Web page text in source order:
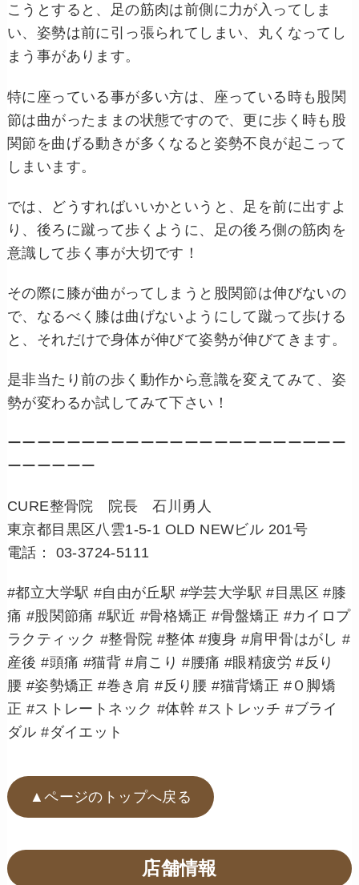
こうとすると、足の筋肉は前側に力が入ってしま
い、姿勢は前に引っ張られてしまい、丸くなってし
まう事があります。
特に座っている事が多い方は、座っている時も股関
節は曲がったままの状態ですので、更に歩く時も股
関節を曲げる動きが多くなると姿勢不良が起こって
しまいます。
では、どうすればいいかというと、足を前に出すよ
り、後ろに蹴って歩くように、足の後ろ側の筋肉を
意識して歩く事が大切です！
その際に膝が曲がってしまうと股関節は伸びないの
で、なるべく膝は曲げないようにして蹴って歩ける
と、それだけで身体が伸びて姿勢が伸びてきます。
是非当たり前の歩く動作から意識を変えてみて、姿
勢が変わるか試してみて下さい！
ーーーーーーーーーーーーーーーーーーーーーーー
ーーーーーー
CURE整骨院 院長 石川勇人
東京都目黒区八雲1-5-1 OLD NEWビル 201号
電話： 03-3724-5111
#都立大学駅 #自由が丘駅 #学芸大学駅 #目黒区 #膝
痛 #股関節痛 #駅近 #骨格矯正 #骨盤矯正 #カイロプ
ラクティック #整骨院 #整体 #痩身 #肩甲骨はがし #
産後 #頭痛 #猫背 #肩こり #腰痛 #眼精疲労 #反り
腰 #姿勢矯正 #巻き肩 #反り腰 #猫背矯正 #Ｏ脚矯
正 #ストレートネック #体幹 #ストレッチ #ブライ
ダル #ダイエット
▲ページのトップへ戻る
店舗情報